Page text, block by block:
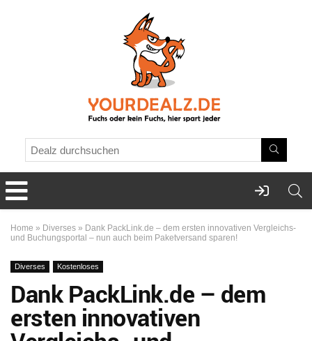
Home » Diverses » Dank PackLink.de – dem ersten innovativen Vergleichs-
und Buchungsportal – nun auch beim Paketversand sparen!
Diverses Kostenloses
Dank PackLink.de – dem
ersten innovativen